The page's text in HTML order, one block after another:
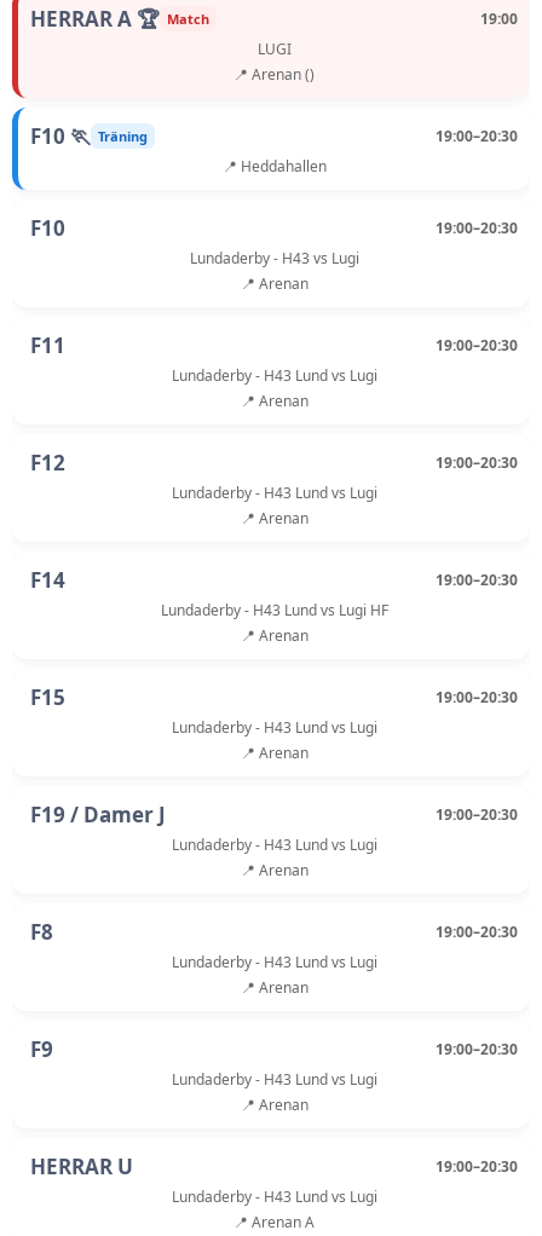
HERRAR A 🏆 Match
19:00
LUGI
📍 Arenan ()
F10 🏃 Träning
19:00–20:30
📍 Heddahallen
F10
19:00–20:30
Lundaderby - H43 vs Lugi
📍 Arenan
F11
19:00–20:30
Lundaderby - H43 Lund vs Lugi
📍 Arenan
F12
19:00–20:30
Lundaderby - H43 Lund vs Lugi
📍 Arenan
F14
19:00–20:30
Lundaderby - H43 Lund vs Lugi HF
📍 Arenan
F15
19:00–20:30
Lundaderby - H43 Lund vs Lugi
📍 Arenan
F19 / Damer J
19:00–20:30
Lundaderby - H43 Lund vs Lugi
📍 Arenan
F8
19:00–20:30
Lundaderby - H43 Lund vs Lugi
📍 Arenan
F9
19:00–20:30
Lundaderby - H43 Lund vs Lugi
📍 Arenan
HERRAR U
19:00–20:30
Lundaderby - H43 Lund vs Lugi
📍 Arenan A